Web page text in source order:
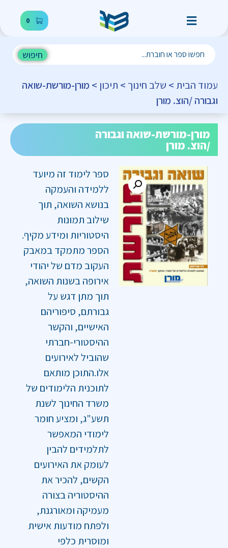
0
חיפוש
עמוד הבית > שלב חינוך > תיכון > מורן-מורשת-שואה
וגבורה /הוצ. מורן
מורן-מורשת-שואה וגבורה
/הוצ. מורן
ספר לימוד זה מיועד
ללמידה והעמקה
בנושא השואה, תוך
שילוב תמונות
היסטוריות ומידע מקיף.
הספר מתמקד במאבק
העקוב מדם של יהודי
אירופה בשנות השואה,
תוך מתן דגש על
גבורתם, סיפוריהם
האישיים, והקשר
ההיסטורי-חברתי
שהוביל לאירועים
אלו.התוכן מותאם
לתוכנית הלימודים של
משרד החינוך לשנת
תשע"ג, ומציע חומר
לימודי המאפשר
לתלמידים להבין
לעומק את האירועים
הקשים, להכיר את
ההיסטוריה בצורה
מעמיקה ומאורגנת,
ולפתח מודעות אישית
ומוסרית כלפי